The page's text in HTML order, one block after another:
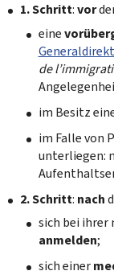
1. Schritt:vor
eine
de
im Besitz
im Falle von
unterliegen:
2. Schritt: nach
sich bei ihrer
anmelden;
sich einer